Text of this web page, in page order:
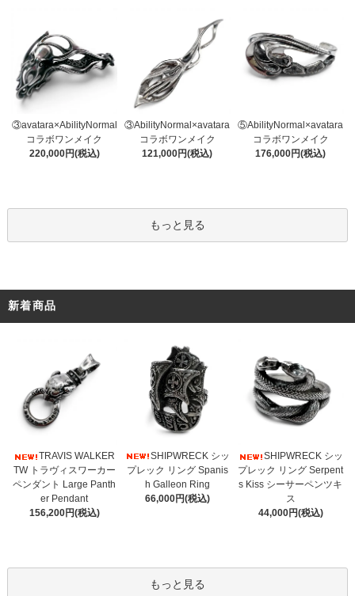
③avatara×AbilityNormal
コラボワンメイク
220,000円(税込)
③AbilityNormal×avatara
コラボワンメイク
121,000円(税込)
⑤AbilityNormal×avatara
コラボワンメイク
176,000円(税込)
もっと見る
新着商品
TRAVIS WALKER
TW トラヴィスワーカー
ペンダント Large Panth
er Pendant
156,200円(税込)
SHIPWRECK シッ
プレック リング Spanis
h Galleon Ring
66,000円(税込)
SHIPWRECK シッ
プレック リング Serpent
s Kiss シーサーペンツキ
ス
44,000円(税込)
もっと見る